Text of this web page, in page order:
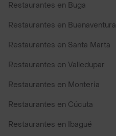
Restaurantes en Buga
Restaurantes en Buenaventura
Restaurantes en Santa Marta
Restaurantes en Valledupar
Restaurantes en Monteria
Restaurantes en Cúcuta
Restaurantes en Ibagué